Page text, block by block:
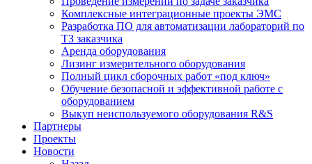
Комплексные интеграционные проекты ЭМС
Разработка ПО для автоматизации лабораторий по
ТЗ заказчика
Аренда оборудования
Лизинг измерительного оборудования
Полный цикл сборочных работ «под ключ»
Обучение безопасной и эффективной работе с
оборудованием
Выкуп неиспользуемого оборудования R&S
Партнеры
Проекты
Новости